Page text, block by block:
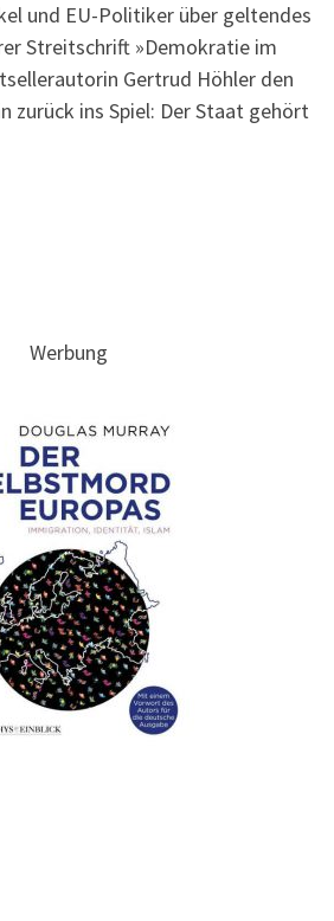
und EU-Politiker über geltendes
Streitschrift »Demokratie im
Gertrud Höhler den
zurück ins Spiel: Der Staat gehört
Werbung